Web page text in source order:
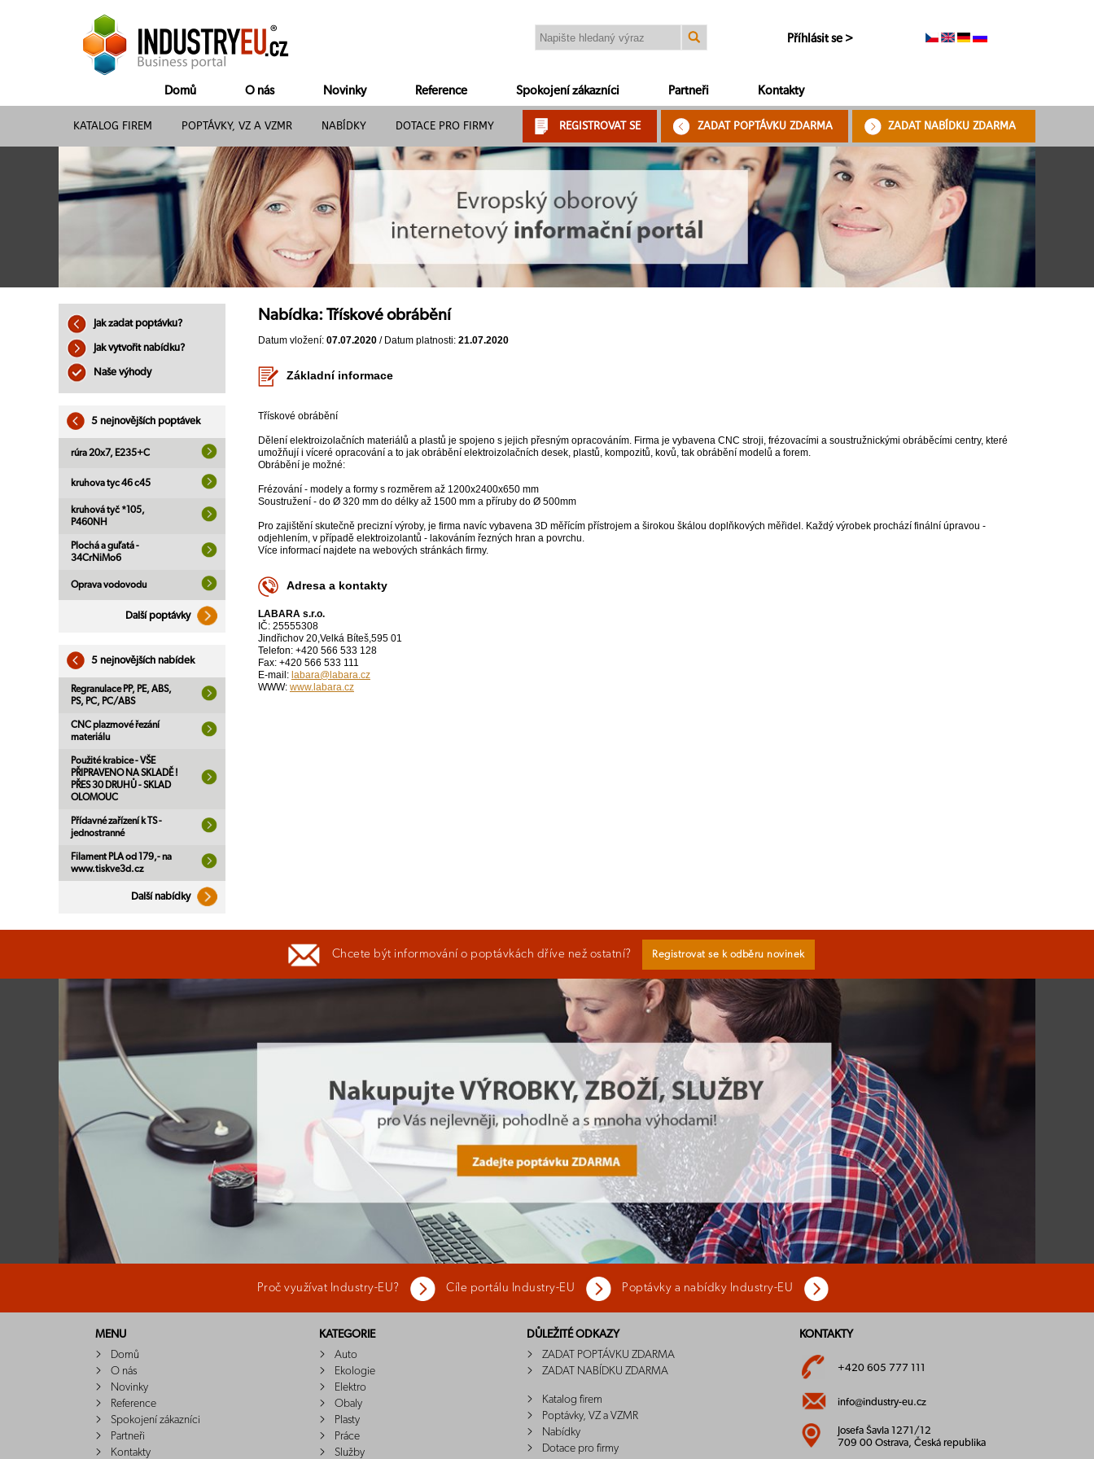
Příhlásit se >
Domů O nás Novinky Reference Spokojení zákazníci Partneři Kontakty
KATALOG FIREM POPTÁVKY, VZ A VZMR NABÍDKY DOTACE PRO FIRMY REGISTROVAT SE ZADAT POPTÁVKU ZDARMA ZADAT NABÍDKU ZDARMA
Jak zadat poptávku?
Jak vytvořit nabídku?
Naše výhody
5 nejnovějších poptávek
rúra 20x7, E235+C
kruhova tyc 46 c45
kruhová tyč *105,
P460NH
Plochá a guľatá -
34CrNiMo6
Oprava vodovodu
Další poptávky
5 nejnovějších nabídek
Regranulace PP, PE, ABS,
PS, PC, PC/ABS
CNC plazmové řezání
materiálu
Použité krabice - VŠE
PŘIPRAVENO NA SKLADĚ !
PŘES 30 DRUHŮ - SKLAD
OLOMOUC
Přídavné zařízení k TS -
jednostranné
Filament PLA od 179,- na
www.tiskve3d.cz
Další nabídky
Nabídka: Třískové obrábění
Datum vložení: 07.07.2020 / Datum platnosti: 21.07.2020
Základní informace
Třískové obrábění
Dělení elektroizolačních materiálů a plastů je spojeno s jejich přesným opracováním. Firma je vybavena CNC stroji, frézovacími a soustružnickými obráběcími centry, které
umožňují i víceré opracování a to jak obrábění elektroizolačních desek, plastů, kompozitů, kovů, tak obrábění modelů a forem.
Obrábění je možné:
Frézování - modely a formy s rozměrem až 1200x2400x650 mm
Soustružení - do Ø 320 mm do délky až 1500 mm a příruby do Ø 500mm
Pro zajištění skutečně precizní výroby, je firma navíc vybavena 3D měřícím přístrojem a širokou škálou doplňkových měřidel. Každý výrobek prochází finální úpravou -
odjehlením, v případě elektroizolantů - lakováním řezných hran a povrchu.
Více informací najdete na webových stránkách firmy.
Adresa a kontakty
LABARA s.r.o.
IČ: 25555308
Jindřichov 20,Velká Bíteš,595 01
Telefon: +420 566 533 128
Fax: +420 566 533 111
E-mail: labara@labara.cz
WWW: www.labara.cz
Chcete být informování o poptávkách dříve než ostatní? Registrovat se k odběru novinek
Proč využívat Industry-EU? Cíle portálu Industry-EU Poptávky a nabídky Industry-EU
MENU
Domů
O nás
Novinky
Reference
Spokojení zákazníci
Partneři
Kontakty
KATEGORIE
Auto
Ekologie
Elektro
Obaly
Plasty
Práce
Služby
DŮLEŽITÉ ODKAZY
ZADAT POPTÁVKU ZDARMA
ZADAT NABÍDKU ZDARMA
Katalog firem
Poptávky, VZ a VZMR
Nabídky
Dotace pro firmy
KONTAKTY
+420 605 777 111
info@industry-eu.cz
Josefa Šavla 1271/12
709 00 Ostrava, Česká republika